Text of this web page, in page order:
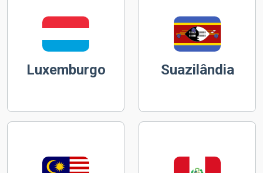
Luxemburgo Suazilândia